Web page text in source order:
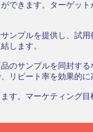
できます。ターゲッ
ンプルを提供し、試
します。
のサンプルを同封す
リピート率を効果的に
す。マーケティング